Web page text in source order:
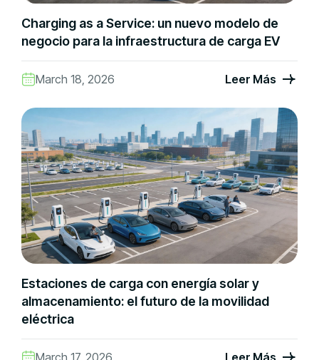
Charging as a Service: un nuevo modelo de
negocio para la infraestructura de carga EV
March 18, 2026 Leer Más
Estaciones de carga con energía solar y
almacenamiento: el futuro de la movilidad
eléctrica
March 17, 2026 Leer Más